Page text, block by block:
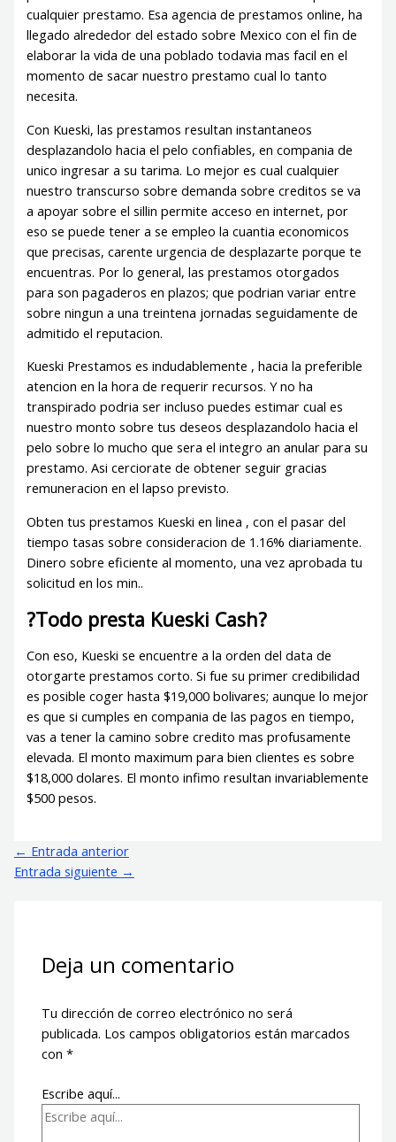
cualquier prestamo. Esa agencia de prestamos online, ha
llegado alrededor del estado sobre Mexico con el fin de
elaborar la vida de una poblado todavia mas facil en el
momento de sacar nuestro prestamo cual lo tanto
necesita.
Con Kueski, las prestamos resultan instantaneos
desplazandolo hacia el pelo confiables, en compania de
unico ingresar a su tarima. Lo mejor es cual cualquier
nuestro transcurso sobre demanda sobre creditos se va
a apoyar sobre el silli­n permite acceso en internet, por
eso se puede tener a se empleo la cuantia economicos
que precisas, carente urgencia de desplazarte porque te
encuentras. Por lo general, las prestamos otorgados
para son pagaderos en plazos; que podrian variar entre
sobre ningun a una treintena jornadas seguidamente de
admitido el reputacion.
Kueski Prestamos es indudablemente , hacia la preferible
atencion en la hora de requerir recursos. Y no ha
transpirado podri­a ser incluso puedes estimar cual es
nuestro monto sobre tus deseos desplazandolo hacia el
pelo sobre lo mucho que sera el integro an anular para su
prestamo. Asi cerciorate de obtener seguir gracias
remuneracion en el lapso previsto.
Obten tus prestamos Kueski en linea , con el pasar del
tiempo tasas sobre consideracion de 1.16% diariamente.
Dinero sobre eficiente al momento, una vez aprobada tu
solicitud en los min..
?Todo presta Kueski Cash?
Con eso, Kueski se encuentre a la orden del data de
otorgarte prestamos corto. Si fue su primer credibilidad
es posible coger hasta $19,000 bolivares; aunque lo mejor
es que si cumples en compania de las pagos en tiempo,
vas a tener la camino sobre credito mas profusamente
elevada. El monto maximum para bien clientes es sobre
$18,000 dolares. El monto infimo resultan invariablemente
$500 pesos.
← Entrada anterior
Entrada siguiente →
Deja un comentario
Tu dirección de correo electrónico no será
publicada. Los campos obligatorios están marcados
con*
Escribe aquí...